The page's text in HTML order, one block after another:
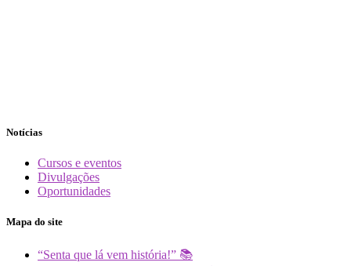
Notícias
Cursos e eventos
Divulgações
Oportunidades
Mapa do site
“Senta que lá vem história!” 📚